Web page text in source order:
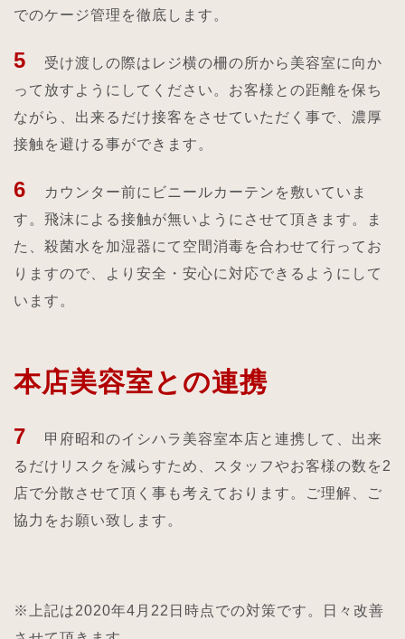
でのケージ管理を徹底します。
5
受け渡しの際はレジ横の柵の所から美容室に向か
って放すようにしてください。お客様との距離を保ち
ながら、出来るだけ接客をさせていただく事で、濃厚
接触を避ける事ができます。
6
カウンター前にビニールカーテンを敷いていま
す。飛沫による接触が無いようにさせて頂きます。ま
た、殺菌水を加湿器にて空間消毒を合わせて行ってお
りますので、より安全・安心に対応できるようにして
います。
本店美容室との連携
7
甲府昭和のイシハラ美容室本店と連携して、出来
るだけリスクを減らすため、スタッフやお客様の数を2
店で分散させて頂く事も考えております。ご理解、ご
協力をお願い致します。
※上記は2020年4月22日時点での対策です。日々改善